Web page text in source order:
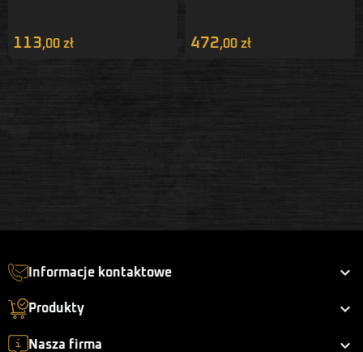
113,00 zł 472,00 zł
Informacje kontaktowe 
Produkty 
Nasza firma 